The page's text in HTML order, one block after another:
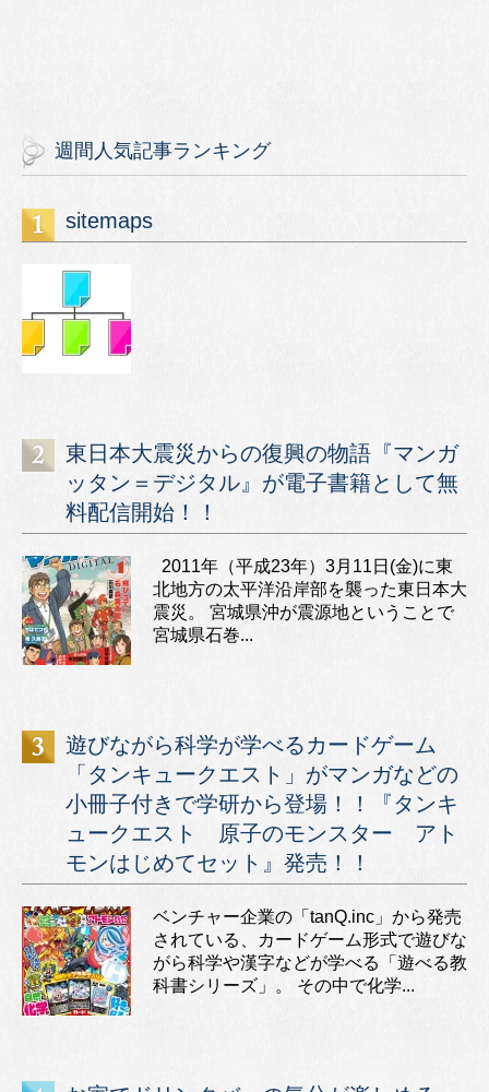
週間人気記事ランキング
sitemaps
東日本大震災からの復興の物語『マンガ
ッタン＝デジタル』が電子書籍として無
料配信開始！！
2011年（平成23年）3月11日(金)に東
北地方の太平洋沿岸部を襲った東日本大
震災。 宮城県沖が震源地ということで
宮城県石巻...
遊びながら科学が学べるカードゲーム
「タンキュークエスト」がマンガなどの
小冊子付きで学研から登場！！『タンキ
ュークエスト 原子のモンスター アト
モンはじめてセット』発売！！
ベンチャー企業の「tanQ.inc」から発売
されている、カードゲーム形式で遊びな
がら科学や漢字などが学べる「遊べる教
科書シリーズ」。 その中で化学...